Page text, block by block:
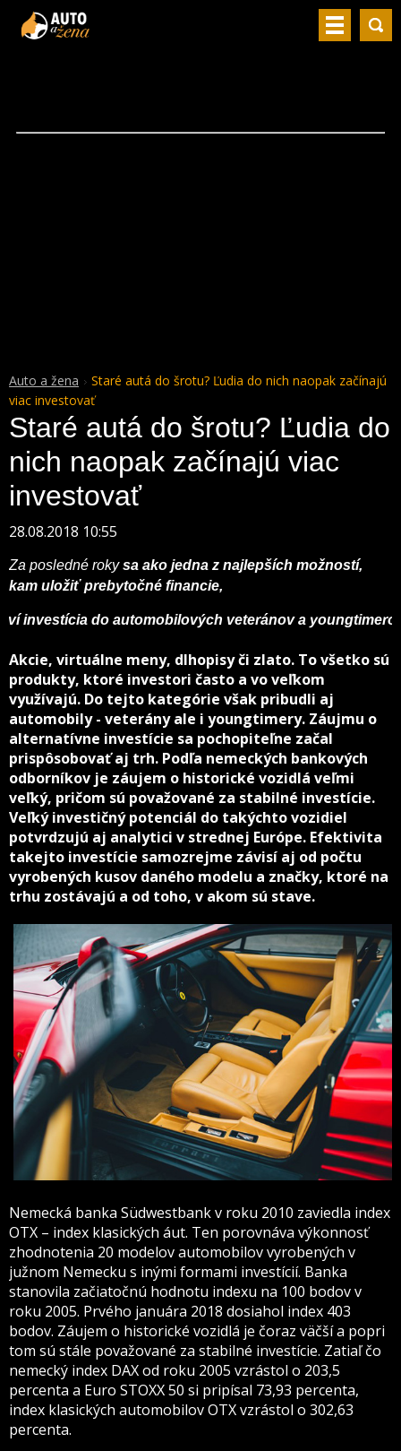
Auto a žena
Staré autá do šrotu? Ľudia do nich naopak začínajú
viac investovať
Staré autá do šrotu? Ľudia do
nich naopak začínajú viac
investovať
28.08.2018 10:55
Za posledné rokysa ako jedna z najlepších možností,
kam uložiť prebytočné financie,
investícia do automobilových veteránov a
Akcie, virtuálne meny, dlhopisy či zlato. To všetko sú
produkty, ktoré investori často a vo veľkom
využívajú. Do tejto kategórie však pribudli aj
automobily - veterány ale i youngtimery. Záujmu o
alternatívne investície sa pochopiteľne začal
prispôsobovať aj trh. Podľa nemeckých bankových
odborníkov je záujem o historické vozidlá veľmi
veľký, pričom sú považované za stabilné investície.
Veľký investičný potenciál do takýchto vozidiel
potvrdzujú aj analytici v strednej Európe. Efektivita
takejto investície samozrejme závisí aj od počtu
vyrobených kusov daného modelu a značky, ktoré na
trhu zostávajú a od toho, v akom sú stave.
Nemecká banka Südwestbank v roku 2010 zaviedla index
OTX – index klasických áut. Ten porovnáva výkonnosť
zhodnotenia 20 modelov automobilov vyrobených v
južnom Nemecku s inými formami investícií. Banka
stanovila začiatočnú hodnotu indexu na 100 bodov v
roku 2005. Prvého januára 2018 dosiahol index 403
bodov. Záujem o historické vozidlá je čoraz väčší a popri
tom sú stále považované za stabilné investície. Zatiaľ čo
nemecký index DAX od roku 2005 vzrástol o 203,5
percenta a Euro STOXX 50 si pripísal 73,93 percenta,
index klasických automobilov OTX vzrástol o 302,63
percenta.